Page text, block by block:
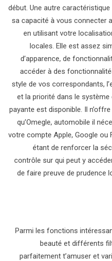
début. Une autre
sa capacité à vous connecter
en utilisant votre
locales. Elle est assez
d’apparence, de
accéder à des
style de vos correspondants,
et la priorité dans le
payante est disponible. Il
qu’Omegle, automobile il
votre compte Apple, Google ou
étant de renforcer la
contrôle sur qui peut y
de faire preuve de prudence
Parmi les fonctions
beauté et différents
parfaitement t’amuser et